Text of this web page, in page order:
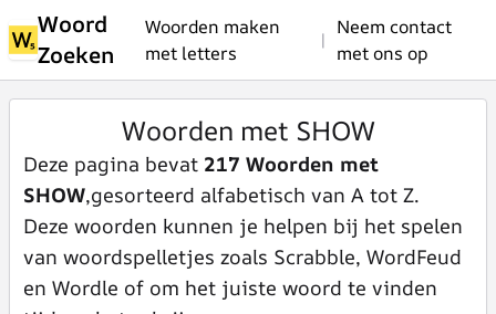
Woord
Zoeken
Woorden maken
met letters
|
Neem contact
met ons op
Woorden met SHOW
Deze pagina bevat 217 Woorden met
SHOW,gesorteerd alfabetisch van A tot Z.
Deze woorden kunnen je helpen bij het spelen
van woordspelletjes zoals Scrabble, WordFeud
en Wordle of om het juiste woord te vinden